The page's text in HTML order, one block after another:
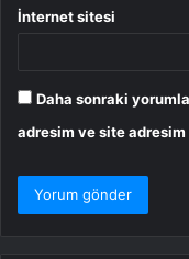
İnternet sitesi
Daha sonraki
adresim ve site